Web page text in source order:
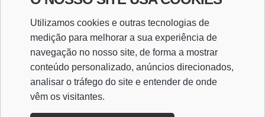
santarossa@santarossa.com.br
WhatsApp
WHATSAPP
Utilizamos cookies e outras tecnologias de
medição para melhorar a sua experiência de
navegação no nosso site, de forma a mostrar
conteúdo personalizado, anúncios direcionados,
analisar o tráfego do site e entender de onde
vêm os visitantes.